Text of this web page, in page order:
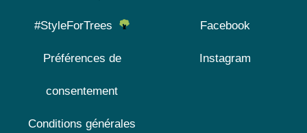
#StyleForTrees
Préférences de
consentement
Conditions générales
Facebook
Instagram